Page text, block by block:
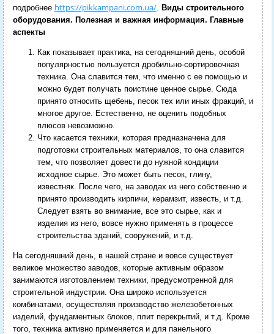
подробнее https://pikkampani.com.ua/. Виды строительного
оборудования. Полезная и важная информация. Главные
аспекты
Как показывает практика, на сегодняшний день, особой
популярностью пользуется дробильно-сортировочная
техника. Она славится тем, что именно с ее помощью и
можно будет получать поистине ценное сырье. Сюда
принято относить щебень, песок тех или иных фракций, и
многое другое. Естественно, не оценить подобных
плюсов невозможно.
Что касается техники, которая предназначена для
подготовки строительных материалов, то она славится
тем, что позволяет довести до нужной кондиции
исходное сырье. Это может быть песок, глину,
известняк. После чего, на заводах из него собственно и
принято производить кирпичи, керамзит, известь, и т.д.
Следует взять во внимание, все это сырье, как и
изделия из него, вовсе нужно применять в процессе
строительства зданий, сооружений, и т.д.
На сегодняшний день, в нашей стране и вовсе существует
великое множество заводов, которые активным образом
занимаются изготовлением техники, предусмотренной для
строительной индустрии. Она широко используется
комбинатами, осуществляя производство железобетонных
изделий, фундаментных блоков, плит перекрытий, и т.д. Кроме
того, техника активно применяется и для панельного